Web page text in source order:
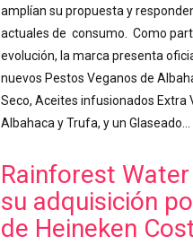
amplían su propuesta y
actuales de consumo. Como
evolución, la marca presenta
nuevos Pestos Veganos de
Seco, Aceites infusionados Extra
Albahaca y Trufa, y un Glaseado…
Rainforest
su adquisición
de Heineken